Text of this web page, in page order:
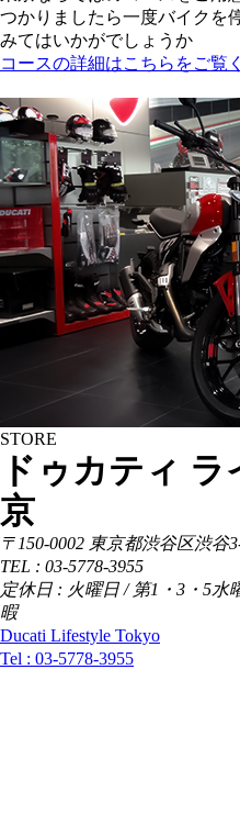
つかりましたら一度バイクを
みてはいかがでしょうか
コースの詳細はこちらをご覧
STORE
ドゥカティ
京
〒150-0002 東京都渋谷区渋谷
TEL : 03-5778-3955
定休日 : 火曜日 / 第1・3・5水
暇
Ducati Lifestyle Tokyo
Tel : 03-5778-3955